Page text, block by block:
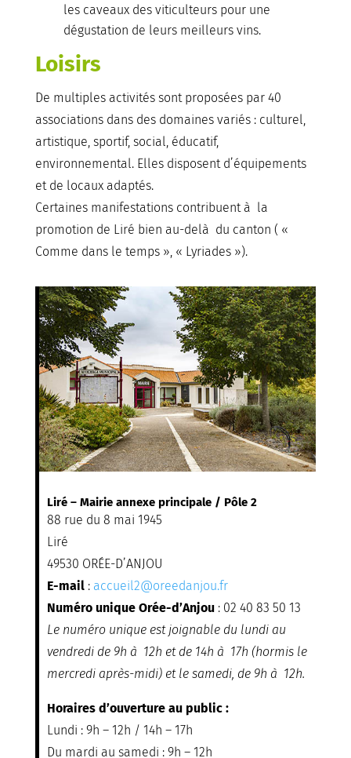
les caveaux des viticulteurs pour une
dégustation de leurs meilleurs vins.
Loisirs
De multiples activités sont proposées par 40
associations dans des domaines variés : culturel,
artistique, sportif, social, éducatif,
environnemental. Elles disposent d’équipements
et de locaux adaptés.
Certaines manifestations contribuent à la
promotion de Liré bien au-delà du canton ( «
Comme dans le temps », « Lyriades »).
Liré – Mairie annexe principale / Pôle 2
88 rue du 8 mai 1945
Liré
49530 ORÉE-D’ANJOU
E-mail: accueil2@oreedanjou.fr
Numéro unique Orée-d’Anjou : 02 40 83 50 13
Le numéro unique est joignable du lundi au
vendredi de 9h à 12h et de 14h à 17h (hormis le
mercredi après-midi) et le samedi, de 9h à 12h.
Horaires d’ouverture au public :
Lundi : 9h – 12h / 14h – 17h
Du mardi au samedi : 9h – 12h